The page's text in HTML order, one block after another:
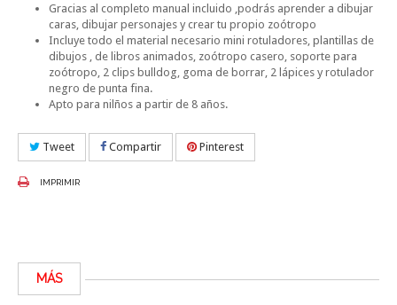
Gracias al completo manual incluido ,podrás aprender a dibujar
caras, dibujar personajes y crear tu propio zoótropo
Incluye todo el material necesario mini rotuladores, plantillas de
dibujos , de libros animados, zoótropo casero, soporte para
zoótropo, 2 clips bulldog, goma de borrar, 2 lápices y rotulador
negro de punta fina.
Apto para nilños a partir de 8 años.
Tweet Compartir Pinterest
IMPRIMIR
MÁS